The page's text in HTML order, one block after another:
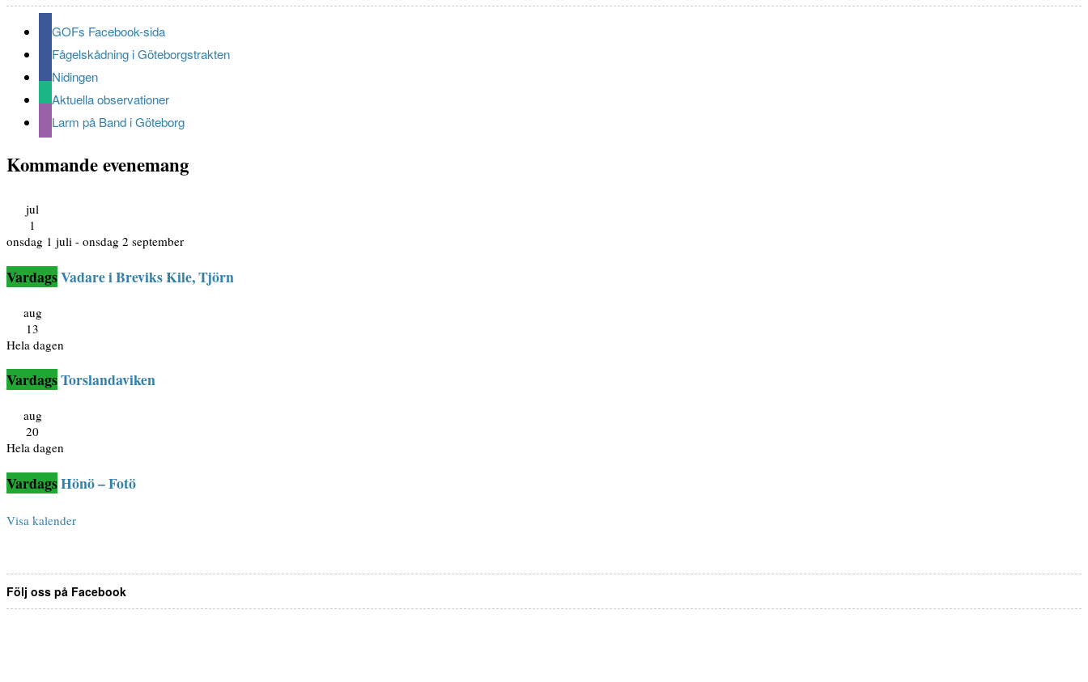
GOFs Facebook-sida
Fågelskådning i Göteborgstrakten
Nidingen
Aktuella observationer
Larm på Band i Göteborg
Kommande evenemang
jul
1
onsdag 1 juli - onsdag 2 september
Vadare i Breviks Kile, Tjörn
aug
13
Hela dagen
Torslandaviken
aug
20
Hela dagen
Hönö – Fotö
Visa kalender
Följ oss på Facebook